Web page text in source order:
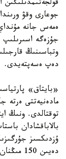
قولجەتىمدىلىگىن
جوعارى وقۋ
ەمەس جانە
جۇزەگە اسىرىلىپ
وتباسىنىڭ
دەپ ەسەپتەيدى.
«بايتاق»
مادەنيەتتى ەرتە
توقتالدى. ونىڭ
بالاباقشادان
ۇزدىكسىز
دەيىن